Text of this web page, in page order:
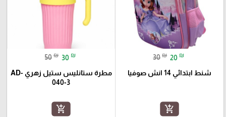
30 ₪ 20 ₪
شنط ابتدائي 14 انش صوفيا
add_shopping_cart
50 ₪ 30 ₪
مطرة ستانليس ستيل زهري AD-
040-3
add_shopping_cart